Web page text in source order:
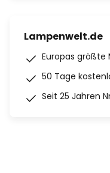
Lampenwelt.de
Europas größte
50 Tage
Seit 25 Jahren